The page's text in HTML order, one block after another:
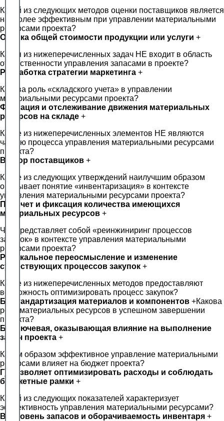
Какой из следующих методов оценки поставщиков является
наиболее эффективным при управлении материальными
ресурсами проекта?
Оценка общей стоимости продукции или услуги +
Какая из нижеперечисленных задач НЕ входит в область
ответственности управления запасами в проекте?
Разработка стратегии маркетинга +
Какова роль «складского учета» в управлении
материальными ресурсами проекта?
Фиксация и отслеживание движения материальных
ресурсов на складе +
Какие из нижеперечисленных элементов НЕ являются
частью процесса управления материальными ресурсами
проекта?
Выбор поставщиков +
Какое из следующих утверждений наилучшим образом
описывает понятие «инвентаризация» в контексте
управления материальными ресурсами проекта?
Подсчет и фиксация количества имеющихся
материальных ресурсов +
Что представляет собой «реинжиниринг процессов
закупок» в контексте управления материальными
ресурсами проекта?
Радикальное переосмысление и изменение
существующих процессов закупок +
Какие из нижеперечисленных методов предоставляют
возможность оптимизировать процесс закупок?
Б) Стандартизация материалов и компонентов +Какова
роль материальных ресурсов в успешном завершении
проекта?
Б) Ключевая, оказывающая влияние на выполнение
задач проекта +
Каким образом эффективное управление материальными
ресурсами влияет на бюджет проекта?
Г) Позволяет оптимизировать расходы и соблюдать
бюджетные рамки +
Какой из следующих показателей характеризует
эффективность управления материальными ресурсами?
В) Уровень запасов и оборачиваемость инвентаря +